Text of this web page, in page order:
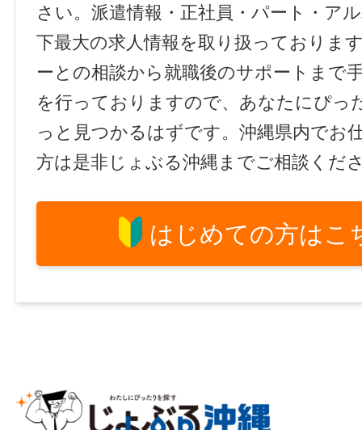
さい。派遣情報・正社員・パート・ア
下最大の求人情報を取り扱っておりま
ーとの相談から就職後のサポートまで
を行っておりますので、あなたにぴっ
っと見つかるはずです。沖縄県内でお
方は是非じょぶる沖縄までご相談くだ
はじめての方はこ